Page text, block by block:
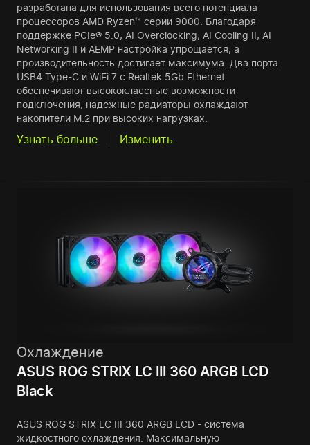
разработана для использования всего потенциала
процессоров AMD Ryzen™ серии 9000. Благодаря
поддержке PCIe® 5.0, AI Overclocking, AI Cooling II, AI
Networking II и AEMP настройка упрощается, а
производительность достигает максимума. Два порта
USB4 Type-C и WiFi 7 с Realtek 5Gb Ethernet
обеспечивают высококлассные возможности
подключения, надежные радиаторы охлаждают
накопители M.2 при высоких нагрузках.
Узнать больше Изменить
Охлаждение
ASUS ROG STRIX LC III 360 ARGB LCD
Black
ASUS ROG STRIX LC III 360 ARGB LCD - система
жидкостного охлаждения. Максимальную